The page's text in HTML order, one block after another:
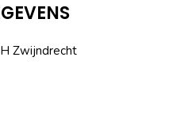
Zwijndrecht